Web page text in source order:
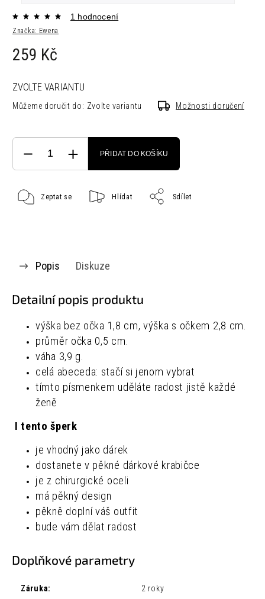
Značka: Ewena
1 hodnocení
259 Kč
ZVOLTE VARIANTU
Můžeme doručit do: Zvolte variantu Možnosti doručení
PŘIDAT DO KOŠÍKU
Zeptat se Hlídat Sdílet
Popis Diskuze
Detailní popis produktu
výška bez očka 1,8 cm, výška s očkem 2,8 cm.
průměr očka 0,5 cm.
váha 3,9 g.
celá abeceda: stačí si jenom vybrat
tímto písmenkem uděláte radost jistě každé
ženě
I tento šperk
je vhodný jako dárek
dostanete v pěkné dárkové krabičce
je z chirurgické oceli
má pěkný design
pěkně doplní váš outfit
bude vám dělat radost
Doplňkové parametry
Záruka: 2 roky